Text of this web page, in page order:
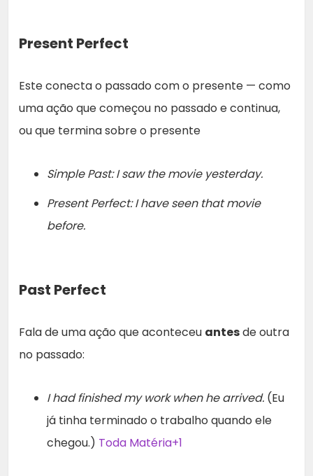
Present Perfect
Este conecta o passado com o presente — como
uma ação que começou no passado e continua,
ou que termina sobre o presente
Simple Past: I saw the movie yesterday.
Present Perfect: I have seen that movie
before.
Past Perfect
Fala de uma ação que aconteceu antesde outra
no passado:
I had finished my work when he arrived. (Eu
já tinha terminado o trabalho quando ele
chegou.) Toda Matéria+1